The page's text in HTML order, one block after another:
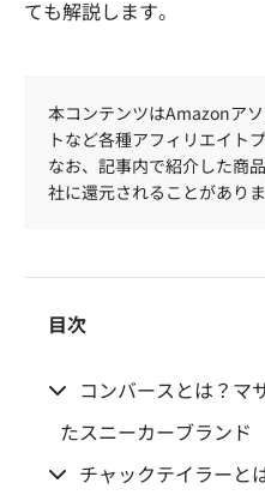
ても解説します。
本コンテンツはAmazonア
トなど各種アフィリエイト
なお、記事内で紹介した商
社に還元されることがありま
目次
コンバースとは？マ
たスニーカーブランド
チャックテイラーと